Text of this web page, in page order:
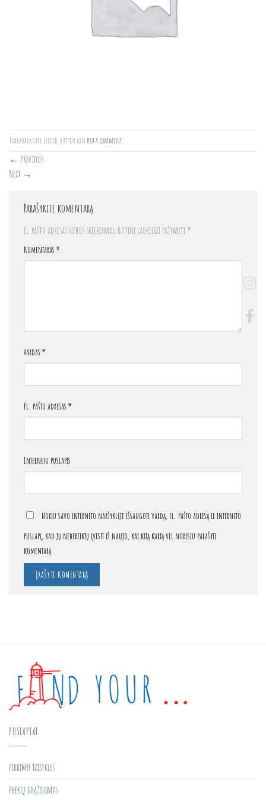
Trackbacks are closed, but you can post a comment
← Previous
Next →
Parašykite komentarą
El. pašto adresas nebus skelbiamas. Būtini laukeliai pažymėti *
Komentaras *
Vardas *
El. pašto adresas *
Interneto puslapis
Noriu savo interneto naršyklėje išsaugoti vardą, el. pašto adresą ir interneto
puslapį, kad jų nebereiktų įvesti iš naujo, kai kitą kartą vėl norėsiu parašyti
komentarą.
PUSLAPIAI
Pirkimo Taisyklės
Prekių grąžinimas